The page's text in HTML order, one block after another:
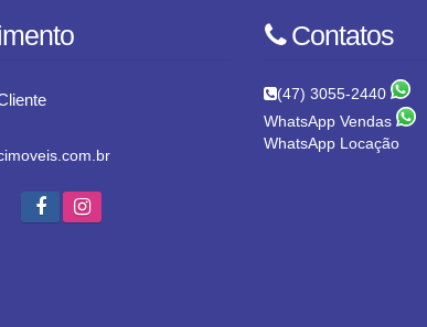
Contatos
(47) 3055-2440
WhatsApp Vendas
WhatsApp Locação